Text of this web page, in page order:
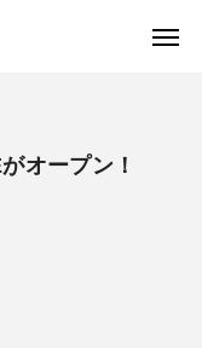
オープン！